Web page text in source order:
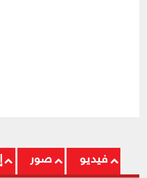
فيديو صور